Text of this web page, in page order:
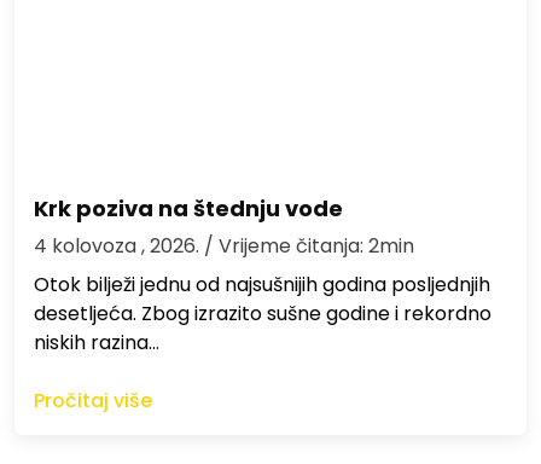
Krk poziva na štednju vode
4 kolovoza , 2026. / Vrijeme čitanja: 2min
Otok bilježi jednu od najsušnijih godina posljednjih
desetljeća. Zbog izrazito sušne godine i rekordno
niskih razina…
Pročitaj više